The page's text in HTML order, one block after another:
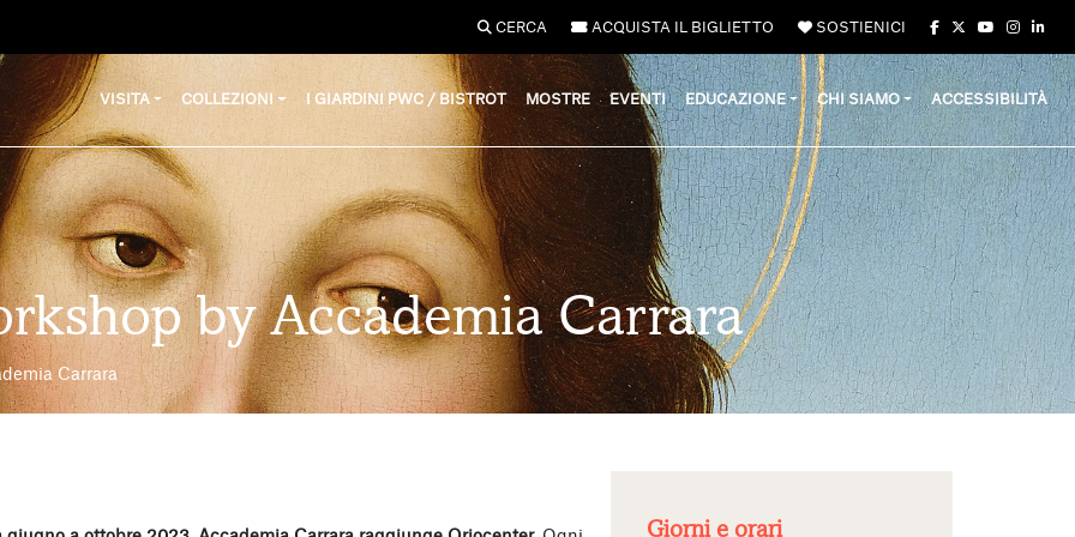
CERCA ACQUISTA IL BIGLIETTO SOSTIENICI
VISITA COLLEZIONI I GIARDINI PWC / BISTROT MOSTRE EVENTI EDUCAZIONE CHI SIAMO ACCESSIBILITÀ
by Accademia Carrara
Carrara
Giorni e orari